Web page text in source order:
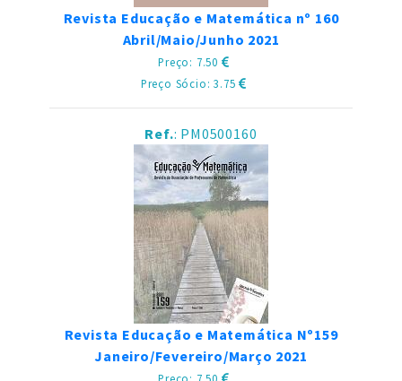
Revista Educação e Matemática nº 160
Abril/Maio/Junho 2021
Preço: 7.50
Preço Sócio: 3.75
Ref.: PM0500160
Revista Educação e Matemática Nº159
Janeiro/Fevereiro/Março 2021